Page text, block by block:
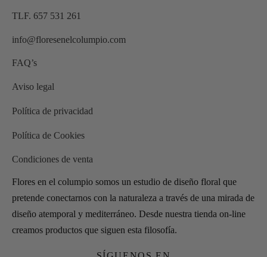
Flores en el columpio somos un estudio de diseño floral que
pretende conectarnos con la naturaleza a través de una mirada de
diseño atemporal y mediterráneo. Desde nuestra tienda on-line
creamos productos que siguen esta filosofía.
TLF. 657 531 261
info@floresenelcolumpio.com
FAQ’s
Aviso legal
Política de privacidad
Política de Cookies
Condiciones de venta